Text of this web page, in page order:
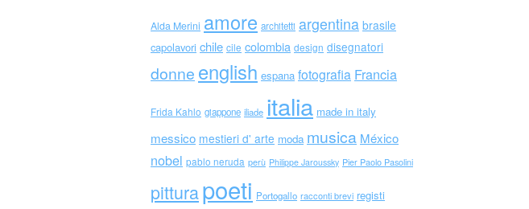
Alda Merini amore architetti argentina brasile
capolavori chile cile colombia design disegnatori
donne english espana fotografia Francia
Frida Kahlo giappone iliade italia made in italy
messico mestieri d' arte moda musica México
nobel pablo neruda perù Philippe Jaroussky Pier Paolo Pasolini
pitturapoeti Portogallo racconti brevi registi